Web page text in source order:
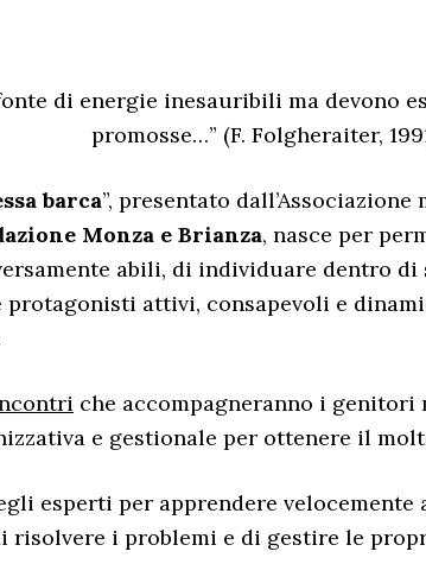
di energie inesauribili ma devono
promosse…” (F. Folgheraiter,
barca”, presentato dall’Associazione
Monza e Brianza, nasce per
abili, di individuare dentro di
protagonisti attivi, consapevoli e
che accompagneranno i genitori
e gestionale per ottenere il
esperti per apprendere velocemente
risolvere i problemi e di gestire le